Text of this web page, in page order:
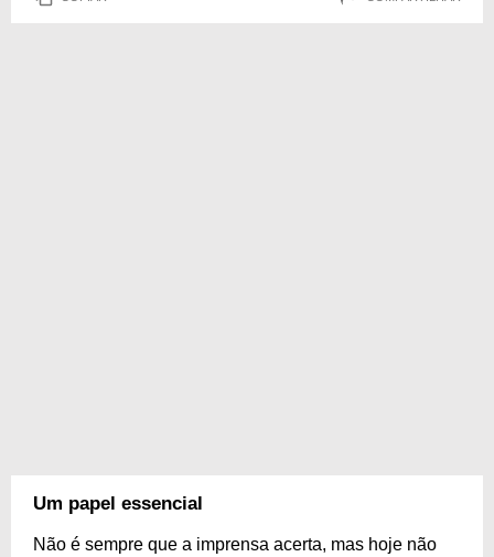
Um papel essencial
Não é sempre que a imprensa acerta, mas hoje não